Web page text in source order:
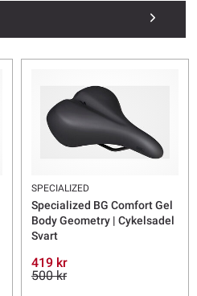
SPECIALIZED
Specialized BG Comfort Gel
Body Geometry | Cykelsadel
Svart
419 kr
500 kr